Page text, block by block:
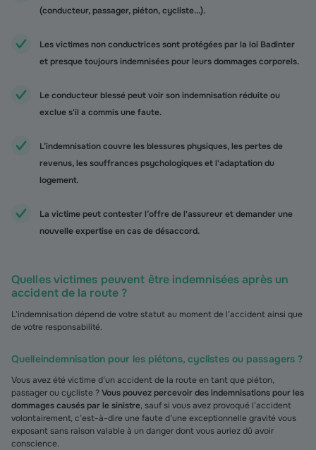
(conducteur, passager, piéton, cycliste...).
Les victimes non conductrices sont protégées par la loi Badinter
et presque toujours indemnisées pour leurs dommages corporels.
Le conducteur blessé peut voir son indemnisation réduite ou
exclue s'il a commis une faute.
L’indemnisation couvre les blessures physiques, les pertes de
revenus, les souffrances psychologiques et l'adaptation du
logement.
La victime peut contester l’offre de l'assureur et demander une
nouvelle expertise en cas de désaccord.
Quelles victimes peuvent être indemnisées après un
accident de la route ?
L’indemnisation dépend de votre statut au moment de l’accident ainsi que
de votre responsabilité.
Quelleindemnisation pour les piétons, cyclistes ou passagers ?
Vous avez été victime d’un accident de la route en tant que piéton,
passager ou cycliste ?Vous pouvez percevoir des indemnisations pour les
dommages causés par le sinistre, sauf si vous avez provoqué l’accident
volontairement, c’est-à-dire une faute d’une exceptionnelle gravité vous
exposant sans raison valable à un danger dont vous auriez dû avoir
conscience.